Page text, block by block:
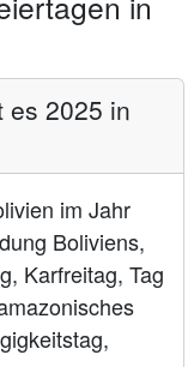
es 2025 in
im Jahr
Boliviens,
Karfreitag, Tag